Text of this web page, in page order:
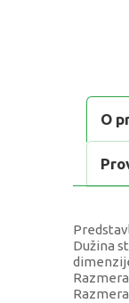
O
Dužina